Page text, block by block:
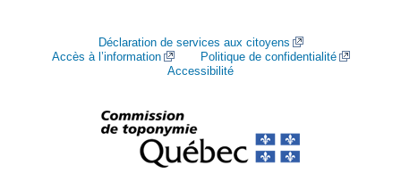
Déclaration de services aux citoyens
Accès à l’information
Politique de confidentialité
Accessibilité